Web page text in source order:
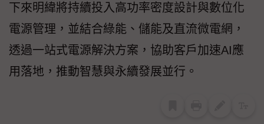
下來明緯將持續投入高功率密度設計與數位化
電源管理，並結合綠能、儲能及直流微電網，
透過一站式電源解決方案，協助客戶加速AI應
用落地，推動智慧與永續發展並行。